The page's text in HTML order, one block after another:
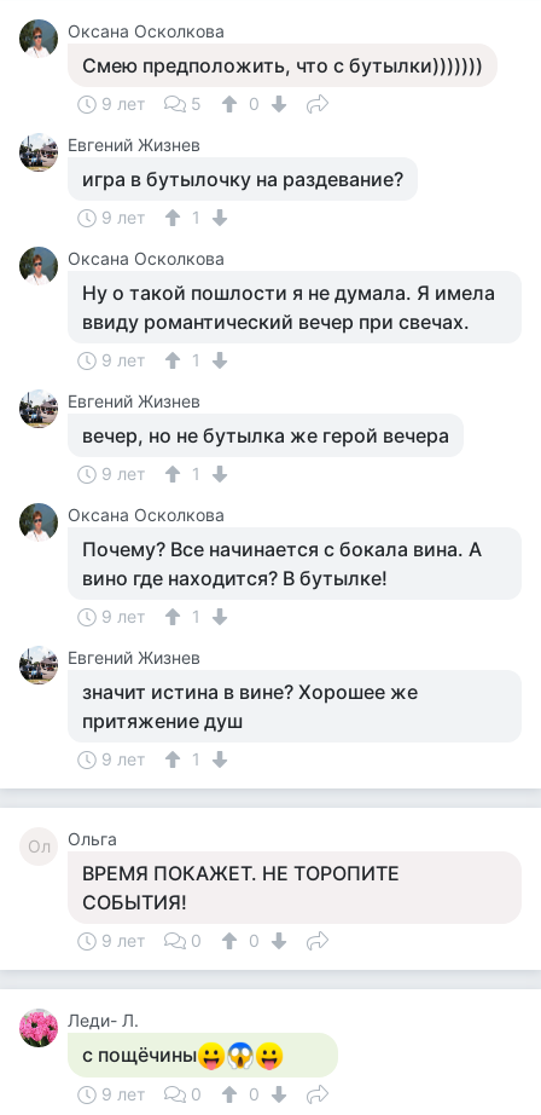
Оксана Осколкова
Смею предположить, что с бутылки)))))))
9 лет 5
0
Евгений Жизнев
игра в бутылочку на раздевание?
9 лет
1
Оксана Осколкова
Ну о такой пошлости я не думала. Я имела
ввиду романтический вечер при свечах.
9 лет
1
Евгений Жизнев
вечер, но не бутылка же герой вечера
9 лет
1
Оксана Осколкова
Почему? Все начинается с бокала вина. А
вино где находится? В бутылке!
9 лет
1
Евгений Жизнев
значит истина в вине? Хорошее же
притяжение душ
9 лет 1
Ол Ольга
ВРЕМЯ ПОКАЖЕТ. НЕ ТОРОПИТЕ
СОБЫТИЯ!
9 лет 0 0
Леди- Л.
с пощёчины
9 лет 0 0